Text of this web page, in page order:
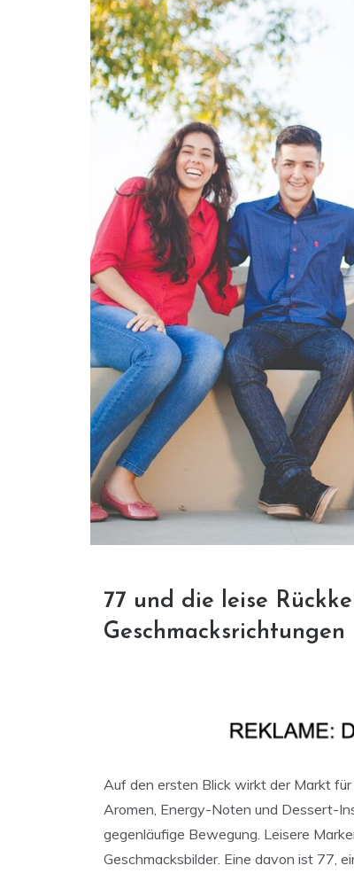
77 und die leise
Geschmacksrichtungen
Auf den ersten Blick wirkt der Markt
Aromen, Energy-Noten und Dessert-
gegenläufige Bewegung. Leisere
Geschmacksbilder. Eine davon ist 77,